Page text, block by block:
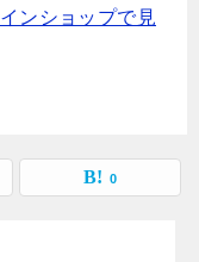
ンショップで見
0